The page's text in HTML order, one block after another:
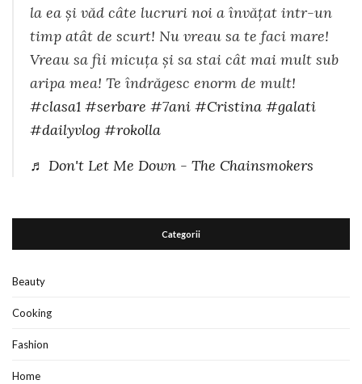
la ea și văd câte lucruri noi a învățat intr-un
timp atât de scurt! Nu vreau sa te faci mare!
Vreau sa fii micuța și sa stai cât mai mult sub
aripa mea! Te îndrăgesc enorm de mult!
#clasa1 #serbare #7ani #Cristina #galati
#dailyvlog #rokolla
♬ Don't Let Me Down - The Chainsmokers
Categorii
Beauty
Cooking
Fashion
Home